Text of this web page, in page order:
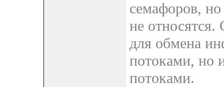
семафоров,
не относятся.
для обмена
потоками, но
потоками.